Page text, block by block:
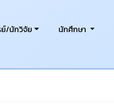
/นักวิจัย นักศึกษา